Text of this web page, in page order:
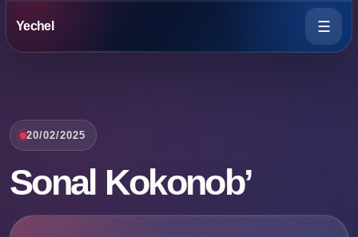
Yechel ☰
20/02/2025
Sonal Kokonob’